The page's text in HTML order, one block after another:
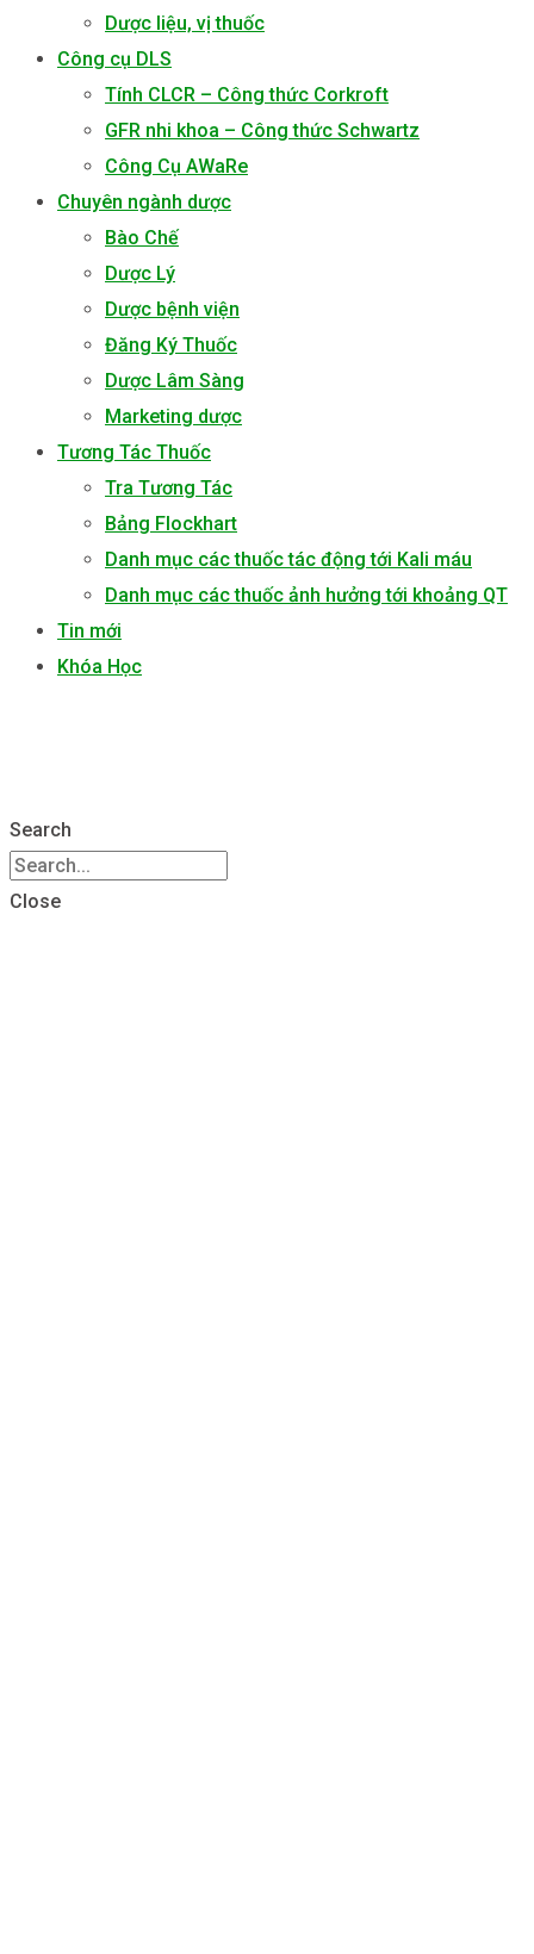
Dược liệu, vị thuốc
Công cụ DLS
Tính CLCR – Công thức Corkroft
GFR nhi khoa – Công thức Schwartz
Công Cụ AWaRe
Chuyên ngành dược
Bào Chế
Dược Lý
Dược bệnh viện
Đăng Ký Thuốc
Dược Lâm Sàng
Marketing dược
Tương Tác Thuốc
Tra Tương Tác
Bảng Flockhart
Danh mục các thuốc tác động tới Kali máu
Danh mục các thuốc ảnh hưởng tới khoảng QT
Tin mới
Khóa Học
Search
Close